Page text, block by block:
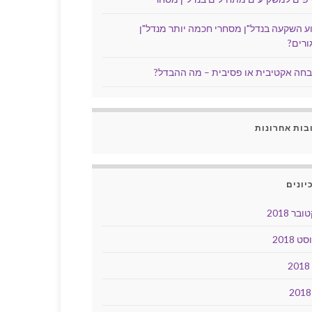
השקעה בנדל"ן מסחרי חכמה יותר מנדל"ן
אקטיבית או פסיבית – מה ההבדל?
אחרונות
2018
2018